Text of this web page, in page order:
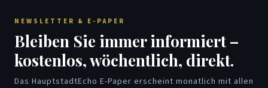
NEWSLETTER & E-PAPER
Bleiben Sie immer informiert –
kostenlos, wöchentlich, direkt.
Das HauptstadtEcho E-Paper erscheint monatlich mit allen